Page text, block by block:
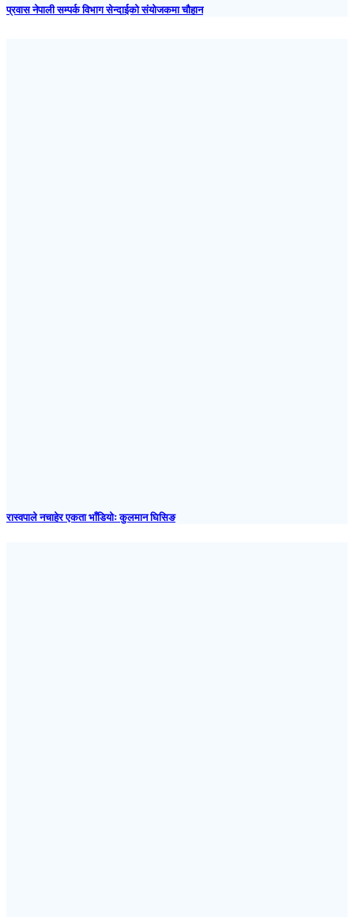
प्रवास नेपाली सम्पर्क विभाग सेन्दाईको संयोजकमा चौहान
रास्वपाले नचाहेर एकता भाँडियोः कुलमान घिसिङ